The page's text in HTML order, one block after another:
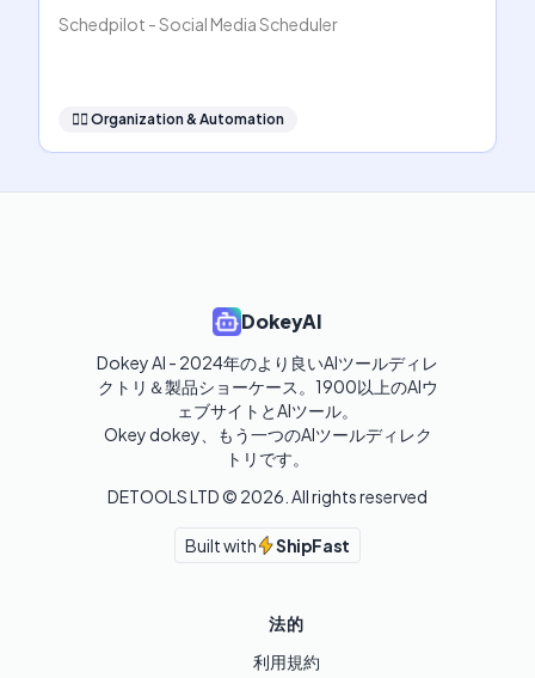
Schedpilot - Social Media Scheduler
🧞‍♂️ Organization & Automation
DokeyAI
Dokey AI - 2024年のより良いAIツールディレ
クトリ＆製品ショーケース。1900以上のAIウ
ェブサイトとAIツール。
Okey dokey、もう一つのAIツールディレク
トリです。
DETOOLS LTD © 2026 . All rights reserved
Built with ShipFast
法的
利用規約